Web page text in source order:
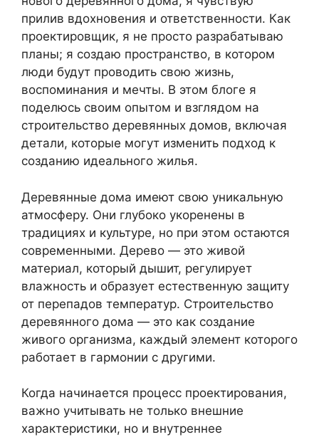
прилив вдохновения и ответственности. Как
проектировщик, я не просто разрабатываю
планы; я создаю пространство, в котором
люди будут проводить свою жизнь,
воспоминания и мечты. В этом блоге я
поделюсь своим опытом и взглядом на
строительство деревянных домов, включая
детали, которые могут изменить подход к
созданию идеального жилья.
Деревянные дома имеют свою уникальную
атмосферу. Они глубоко укоренены в
традициях и культуре, но при этом остаются
современными. Дерево — это живой
материал, который дышит, регулирует
влажность и образует естественную защиту
от перепадов температур. Строительство
деревянного дома — это как создание
живого организма, каждый элемент которого
работает в гармонии с другими.
Когда начинается процесс проектирования,
важно учитывать не только внешние
характеристики, но и внутреннее